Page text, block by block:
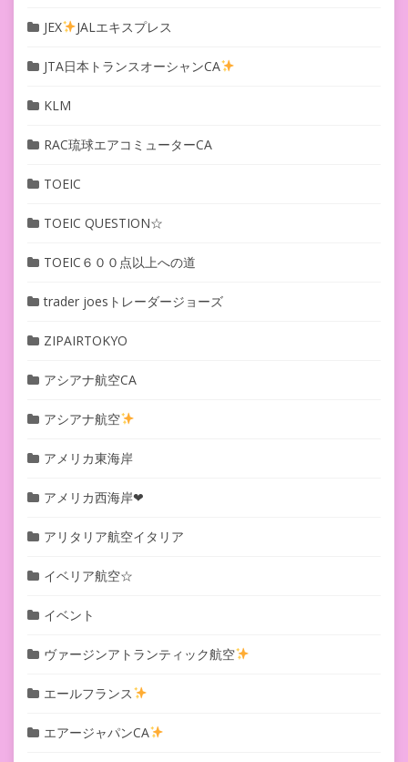
JEX JALエキスプレス
JTA日本トランスオーシャンCA
KLM
RAC琉球エアコミューターCA
TOEIC
TOEIC QUESTION☆
TOEIC６００点以上への道
trader joesトレーダージョーズ
ZIPAIRTOKYO
アシアナ航空CA
アシアナ航空
アメリカ東海岸
アメリカ西海岸❤︎
アリタリア航空イタリア
イベリア航空☆
イベント
ヴァージンアトランティック航空
エールフランス
エアージャパンCA